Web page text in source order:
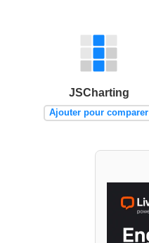
JSCharting
Ajouter pour comparer